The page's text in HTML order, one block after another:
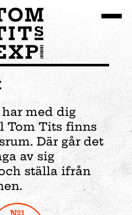
med dig
Tom Tits finns
Där går det
av sig
ställa ifrån